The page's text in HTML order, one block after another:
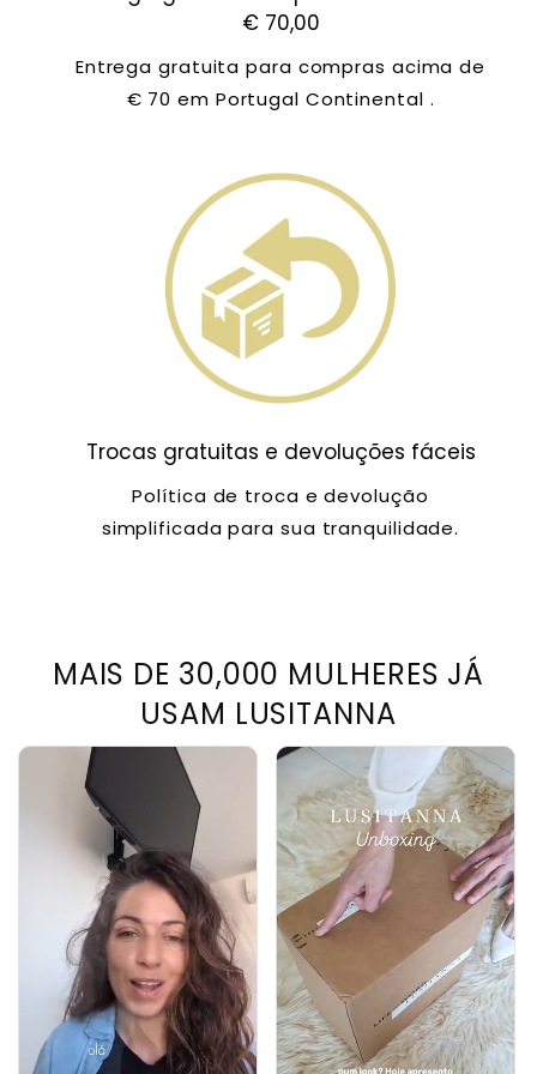
€ 70,00
Entrega gratuita para compras acima de
€ 70 em Portugal Continental .
Trocas gratuitas e devoluções fáceis
Política de troca e devolução
simplificada para sua tranquilidade.
MAIS DE 30,000 MULHERES JÁ
USAM LUSITANNA